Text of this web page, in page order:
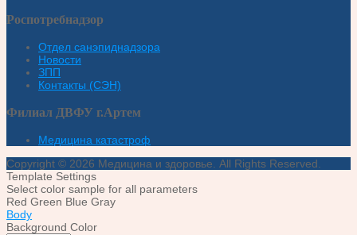
Роспотребнадзор
Отдел санэпиднадзора
Новости
ЗПП
Контакты (СЭН)
Филиал ДВФУ г.Артем
Медицина катастроф
Copyright © 2026 Медицина и здоровье. All Rights Reserved.
Template Settings
Select color sample for all parameters
Red Green Blue Gray
Body
Background Color